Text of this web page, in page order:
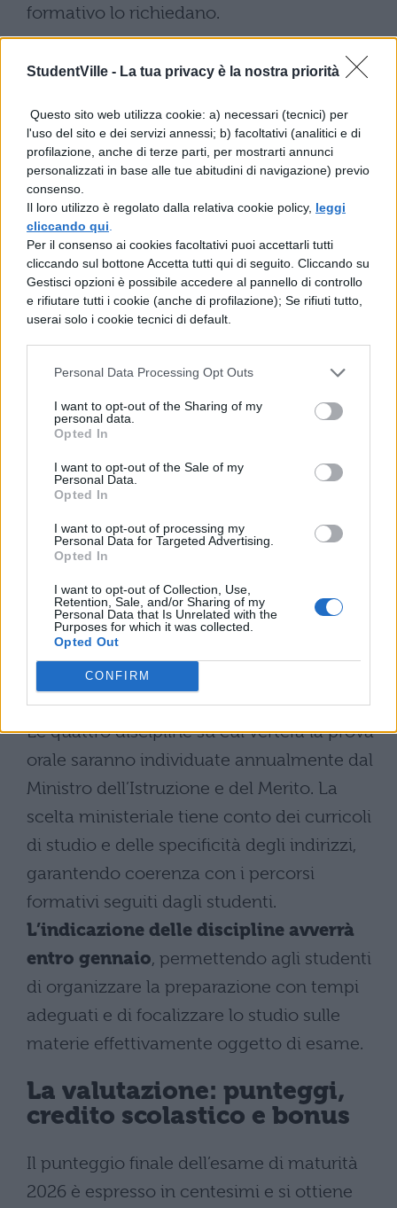
StudentVille - La tua privacy è la nostra priorità
Questo sito web utilizza cookie: a) necessari (tecnici) per
l'uso del sito e dei servizi annessi; b) facoltativi (analitici e di
profilazione, anche di terze parti, per mostrarti annunci
personalizzati in base alle tue abitudini di navigazione) previo
consenso.
Il loro utilizzo è regolato dalla relativa cookie policy, leggi
cliccando qui
Per il consenso ai cookies facoltativi puoi accettarli tutti
cliccando sul bottone Accetta tutti qui di seguito. Cliccando su
Gestisci opzioni è possibile accedere al pannello di controllo
e rifiutare tutti i cookie (anche di profilazione); Se rifiuti tutto,
userai solo i cookie tecnici di default.
Personal Data Processing Opt Outs
I want to opt-out of the Sharing of my
personal data.
Opted In
I want to opt-out of the Sale of my
Personal Data.
Opted In
I want to opt-out of processing my
Personal Data for Targeted Advertising.
Opted In
I want to opt-out of Collection, Use,
Retention, Sale, and/or Sharing of my
Personal Data that Is Unrelated with the
Purposes for which it was collected.
Opted Out
CONFIRM
formativo lo richiedano.
L’individuazione annuale delle discipline
garantisce flessibilità nel sistema e
consente di adattare le prove agli
aggiornamenti dei programmi didattici,
mantenendo al contempo coerenza con i
quadri di riferimento nazionali definiti dal
Ministero.
La prova orale: quattro
discipline e obbligatorietà
La prova orale rappresenta un momento
imprescindibile dell’esame di maturità
2026.
Tutti i candidati sono tenuti a
sostenerla senza eccezioni
: chi non si
automaticamente bocciato,
nelle prove scritte e dal credito scolastico
accumulato nel triennio.
Questa regola sottolinea il valore
strategico del colloquio come verifica
complessiva delle competenze
acquisite.
Le quattro discipline su cui verterà la prova
orale saranno individuate annualmente dal
Ministro dell’Istruzione e del Merito. La
scelta ministeriale tiene conto dei curricoli
di studio e delle specificità degli indirizzi,
garantendo coerenza con i percorsi
formativi seguiti dagli studenti.
L’indicazione delle discipline avverrà
entro gennaio, permettendo agli studenti
di organizzare la preparazione con tempi
adeguati e di focalizzare lo studio sulle
materie effettivamente oggetto di esame.
La valutazione: punteggi,
credito scolastico e bonus
Il punteggio finale dell’esame di maturità
2026 è espresso in centesimi e si ottiene